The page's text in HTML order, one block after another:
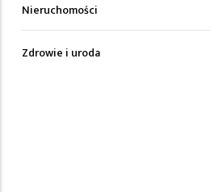
Nieruchomości
Zdrowie i uroda